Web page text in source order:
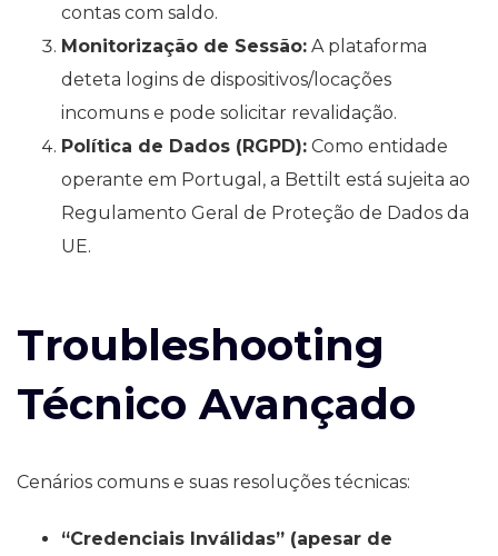
contas com saldo.
Monitorização de Sessão: A plataforma
deteta logins de dispositivos/locações
incomuns e pode solicitar revalidação.
Política de Dados (RGPD): Como entidade
operante em Portugal, a Bettilt está sujeita ao
Regulamento Geral de Proteção de Dados da
UE.
Troubleshooting
Técnico Avançado
Cenários comuns e suas resoluções técnicas:
“Credenciais Inválidas” (apesar de